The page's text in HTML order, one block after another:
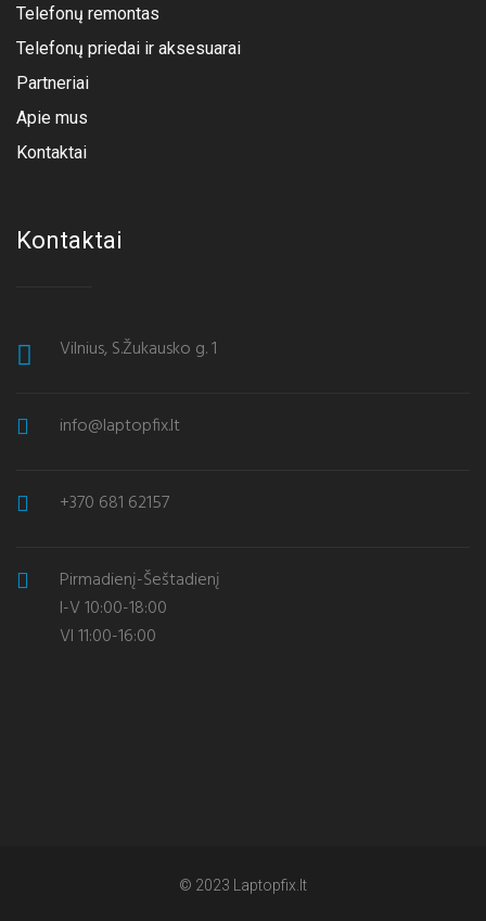
Telefonų remontas
Telefonų priedai ir aksesuarai
Partneriai
Apie mus
Kontaktai
Kontaktai
Vilnius, S.Žukausko g. 1
info@laptopfix.lt
+370 681 62157
Pirmadienį-Šeštadienį
I-V 10:00-18:00
VI 11:00-16:00
© 2023 Laptopfix.lt